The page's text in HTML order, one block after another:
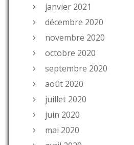
janvier 2021
décembre 2020
novembre 2020
octobre 2020
septembre 2020
août 2020
juillet 2020
juin 2020
mai 2020